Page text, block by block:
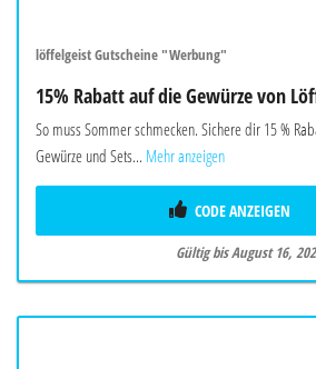
löffelgeist Gutscheine "Werbung"
15% Rabatt auf die Gewürze von
So muss Sommer schmecken. Sichere dir 15 %
Gewürze und Sets... Mehr anzeigen
CODE ANZEIGEN
Gültig bis August 16,